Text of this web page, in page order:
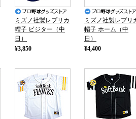
ミズノ社製レプリカ
帽子 ビジター（中
日）
¥3,850
ミズノ社製レプリ
帽子 ホーム（中
日）
¥4,400